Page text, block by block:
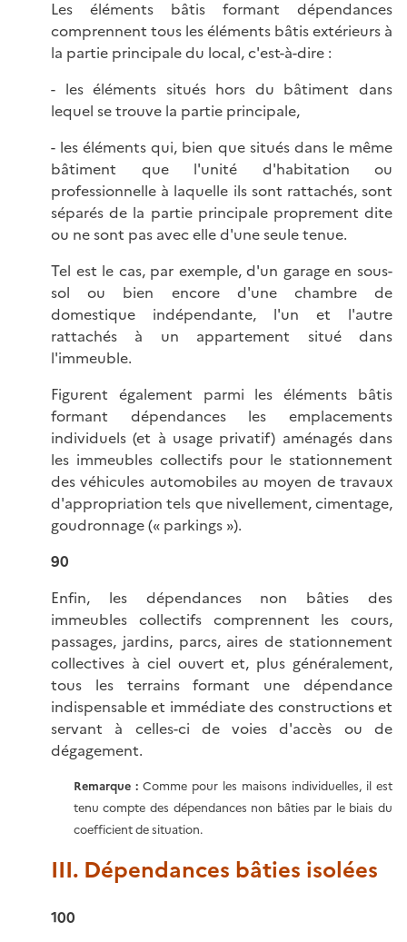
Les éléments bâtis formant dépendances
comprennent tous les éléments bâtis extérieurs à
la partie principale du local, c'est-à-dire :
- les éléments situés hors du bâtiment dans
lequel se trouve la partie principale,
- les éléments qui, bien que situés dans le même
bâtiment que l'unité d'habitation ou
professionnelle à laquelle ils sont rattachés, sont
séparés de la partie principale proprement dite
ou ne sont pas avec elle d'une seule tenue.
Tel est le cas, par exemple, d'un garage en sous-
sol ou bien encore d'une chambre de
domestique indépendante, l'un et l'autre
rattachés à un appartement situé dans
l'immeuble.
Figurent également parmi les éléments bâtis
formant dépendances les emplacements
individuels (et à usage privatif) aménagés dans
les immeubles collectifs pour le stationnement
des véhicules automobiles au moyen de travaux
d'appropriation tels que nivellement, cimentage,
goudronnage (« parkings »).
90
Enfin, les dépendances non bâties des
immeubles collectifs comprennent les cours,
passages, jardins, parcs, aires de stationnement
collectives à ciel ouvert et, plus généralement,
tous les terrains formant une dépendance
indispensable et immédiate des constructions et
servant à celles-ci de voies d'accès ou de
dégagement.
Remarque :Comme pour les maisons individuelles, il est
tenu compte des dépendances non bâties par le biais du
coefficient de situation.
III. Dépendances bâties isolées
100